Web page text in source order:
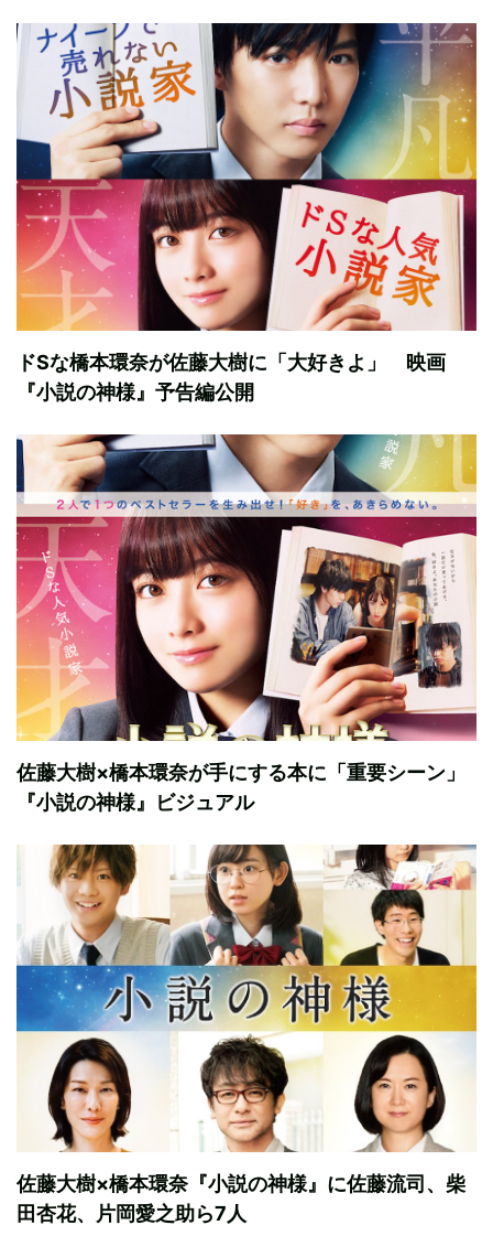
ドSな橋本環奈が佐藤大樹に「大好きよ」 映画
『小説の神様』予告編公開
佐藤大樹×橋本環奈が手にする本に「重要シーン」
『小説の神様』ビジュアル
佐藤大樹×橋本環奈『小説の神様』に佐藤流司、柴
田杏花、片岡愛之助ら7人